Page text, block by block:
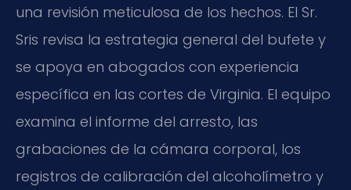
una revisión meticulosa de los hechos. El Sr.
Sris revisa la estrategia general del bufete y
se apoya en abogados con experiencia
específica en las cortes de Virginia. El equipo
examina el informe del arresto, las
grabaciones de la cámara corporal, los
registros de calibración del alcoholímetro y